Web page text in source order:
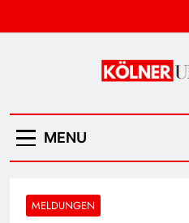
to
MENU
MELDUNGEN